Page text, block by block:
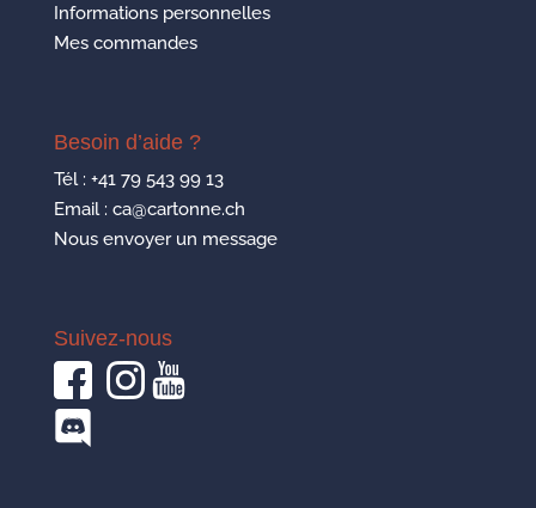
Informations personnelles
Mes commandes
Besoin d’aide ?
Tél : +41 79 543 99 13
Email : ca@cartonne.ch
Nous envoyer un message
Suivez-nous